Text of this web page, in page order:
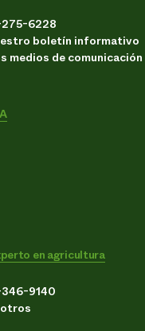
6228
boletín informativo
medios de comunicación
en agricultura
9140